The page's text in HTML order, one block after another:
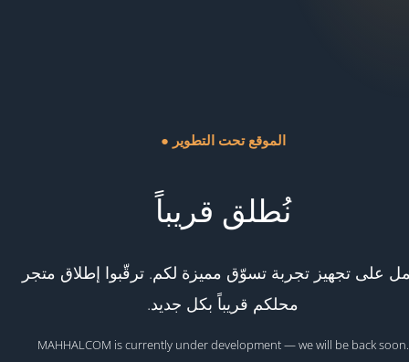
● الموقع تحت التطوير
نُطلق قريباً
على تجهيز تجربة تسوّق مميزة لكم. ترقّبوا إطلاق متجر
محلكم قريباً بكل جديد.
MAHHALCOM is currently under development — we will be back soon.